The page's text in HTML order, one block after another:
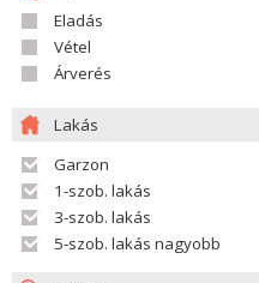
Eladás
Vétel
Árverés
Lakás
Garzon
1-szob. lakás
3-szob. lakás
5-szob. lakás nagyobb